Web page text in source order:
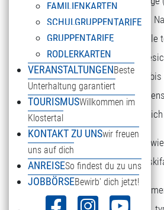
FAMILIENKARTEN
SCHULGRUPPENTARIFE
GRUPPENTARIFE
RODLERKARTEN
VERANSTALTUNGENBeste
Unterhaltung garantiert
TOURISMUSWillkommen im
Klostertal
KONTAKT ZU UNSwir freuen
uns auf dich
ANREISESo findest du zu uns
JOBBÖRSEBewirb' dich jetzt!
Sonnenkopf als eines der wenigen
bekannt. Begünstigt durch die
der Sonnenkopf als äußerst
hervorragende Schneequalität
besonders zu schätzen.
Leistungsverhältnis kann
Erholsame Winterwanderwege
lassen auch die Herzen der
In insgesamt drei Restaurants